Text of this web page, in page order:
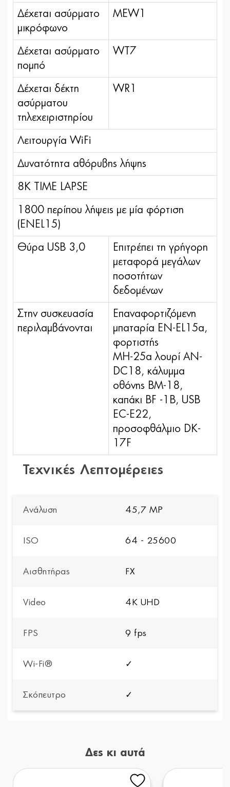
Δέχεται ασύρματο
μικρόφωνο
MEW1
Δέχεται ασύρματο
πομπό
WT7
Δέχεται δέκτη
ασύρματου
τηλεχειριστηρίου
WR1
Λειτουργία WiFi
Δυνατότητα αθόρυβης λήψης
8K TIME LAPSE
1800 περίπου λήψεις με μία φόρτιση
(ENEL15)
Θύρα USB 3,0
Επιτρέπει τη γρήγορη
μεταφορά μεγάλων
ποσοτήτων
δεδομένων
Στην συσκευασία
περιλαμβάνονται
​Επαναφορτιζόμενη
μπαταρία EN-EL15a,
φορτιστής
ΜΗ-25a λουρί AN-
DC18, κάλυμμα
οθόνης ΒΜ-18,
καπάκι BF -1B, USB
EC-E22,
προσοφθάλμιο DK-
17F
Τεχνικές Λεπτομέρειες
Ανάλυση 45,7 MP
ISO 64 - 25600
Αισθητήρας FX
Video 4K UHD
FPS 9 fps
Wi-Fi® ✓
Σκόπευτρο ✓
Δες κι αυτά